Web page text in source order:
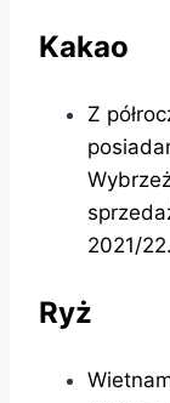
Kakao
Z
2021/22.
Ryż